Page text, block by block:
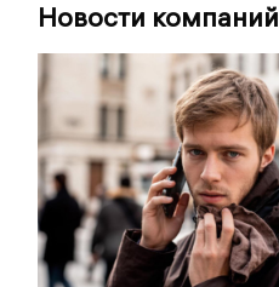
Новости компаний